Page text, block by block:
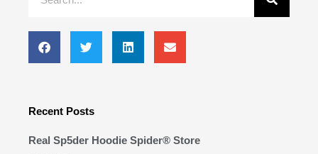
Recent Posts
Real Sp5der Hoodie Spider® Store